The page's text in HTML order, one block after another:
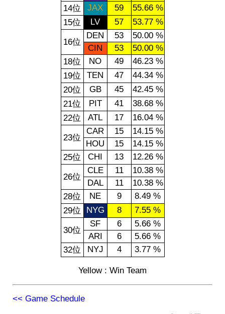
14位
JAX 59
55.66 %
15位
LV 57 53.77 %
16位
DEN 53
50.00 %
CIN
53
50.00 %
18位
NO 49
46.23 %
19位
TEN 47
44.34 %
20位
GB 45
42.45 %
21位
PIT 41
38.68 %
22位
ATL 17 16.04 %
23位
CAR 15
14.15 %
HOU
15
14.15 %
25位
CHI 13 12.26 %
26位
CLE 11
10.38 %
DAL
11
10.38 %
28位
NE 9
8.49 %
29位
NYG 8 7.55 %
30位
SF 6
5.66 %
ARI
6
5.66 %
32位
NYJ 4 3.77 %
Yellow : Win Team
<< Game Schedule